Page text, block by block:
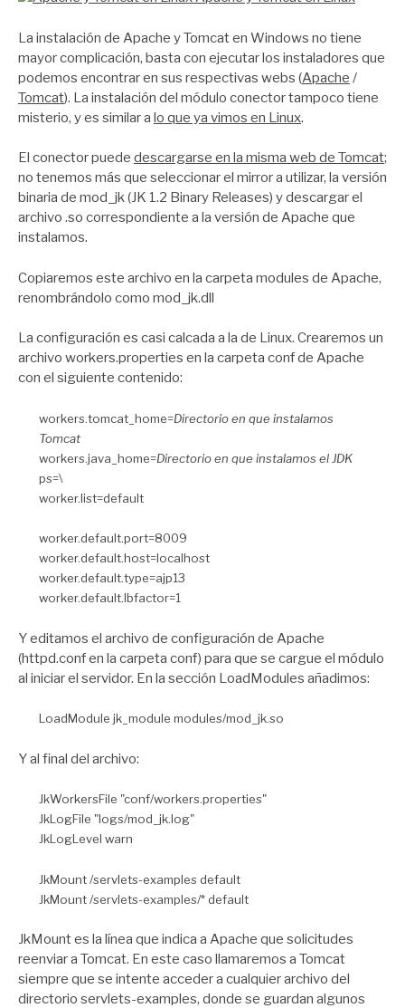
La instalación de Apache y Tomcat en Windows no tiene
mayor complicación, basta con ejecutar los instaladores que
podemos encontrar en sus respectivas webs (Apache /
Tomcat). La instalación del módulo conector tampoco tiene
misterio, y es similar a lo que ya vimos en Linux.
El conector puede descargarse en la misma web de Tomcat;
no tenemos más que seleccionar el mirror a utilizar, la versión
binaria de mod_jk (JK 1.2 Binary Releases) y descargar el
archivo .so correspondiente a la versión de Apache que
instalamos.
Copiaremos este archivo en la carpeta modules de Apache,
renombrándolo como mod_jk.dll
La configuración es casi calcada a la de Linux. Crearemos un
archivo workers.properties en la carpeta conf de Apache
con el siguiente contenido:
workers.tomcat_home=Directorio en que instalamos
Tomcat
workers.java_home=Directorio en que instalamos el JDK
ps=\
worker.list=default
worker.default.port=8009
worker.default.host=localhost
worker.default.type=ajp13
worker.default.lbfactor=1
Y editamos el archivo de configuración de Apache
(httpd.conf en la carpeta conf) para que se cargue el módulo
al iniciar el servidor. En la sección LoadModules añadimos:
LoadModule jk_module modules/mod_jk.so
Y al final del archivo:
JkWorkersFile "conf/workers.properties"
JkLogFile "logs/mod_jk.log"
JkLogLevel warn
JkMount /servlets-examples default
JkMount /servlets-examples/* default
JkMount es la línea que indica a Apache que solicitudes
reenviar a Tomcat. En este caso llamaremos a Tomcat
siempre que se intente acceder a cualquier archivo del
directorio servlets-examples, donde se guardan algunos